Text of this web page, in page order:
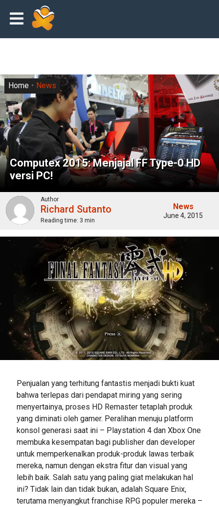
Computex 2015: Menjajal FF Type-0 HD
versi PC!
Home News
Author
Richard Sutanto
Reading time: 3 min
News
June 4, 2015
Penjualan yang terhitung fantastis menjadi bukti kuat
bahwa terlepas dari pendapat miring yang sering
menyertainya, proses HD Remaster tetaplah produk
yang diminati oleh gamer. Peralihan menuju platform
konsol generasi saat ini – Playstation 4 dan Xbox One
membuka kesempatan bagi publisher dan developer
untuk memperkenalkan produk-produk lawas terbaik
mereka, namun dengan ekstra fitur dan visual yang
lebih baik. Salah satu yang paling giat melakukan hal
ini? Tidak lain dan tidak bukan, adalah Square Enix,
terutama menyangkut franchise RPG populer mereka –